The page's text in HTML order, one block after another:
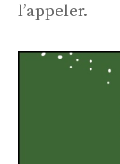
l’appeler.